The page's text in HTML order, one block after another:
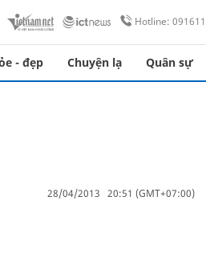
Hotline:
- đẹp Chuyện lạ Quân sự
28/04/2013 20:51 (GMT+07:00)